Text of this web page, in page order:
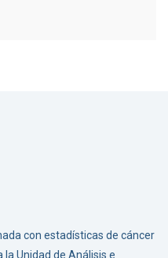
con estadísticas de cáncer
Unidad de Análisis e